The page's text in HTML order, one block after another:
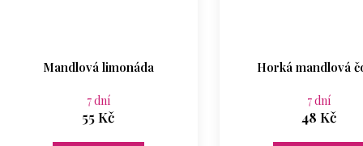
Mandlová limonáda
7 dní
55 Kč
Horká mandlová
7 dní
48 Kč